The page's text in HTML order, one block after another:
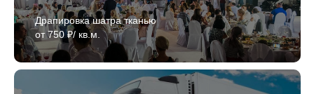
Драпировка шатра тканью
от 750 ₽/ кв.м.